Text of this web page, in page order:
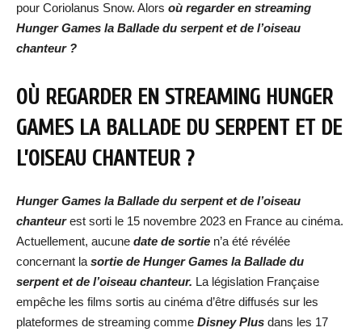
pour Coriolanus Snow. Alors où regarder en streaming
Hunger Games la Ballade du serpent et de l’oiseau
chanteur ?
OÙ REGARDER EN STREAMING HUNGER
GAMES LA BALLADE DU SERPENT ET DE
L’OISEAU CHANTEUR?
Hunger Games la Ballade du serpent et de l’oiseau
chanteurest sorti le 15 novembre 2023 en France au cinéma.
Actuellement, aucune date de sortie n’a été révélée
concernant la sortie de Hunger Games la Ballade du
serpent et de l’oiseau chanteur. La législation Française
empêche les films sortis au cinéma d’être diffusés sur les
plateformes de streaming comme Disney Plus dans les 17